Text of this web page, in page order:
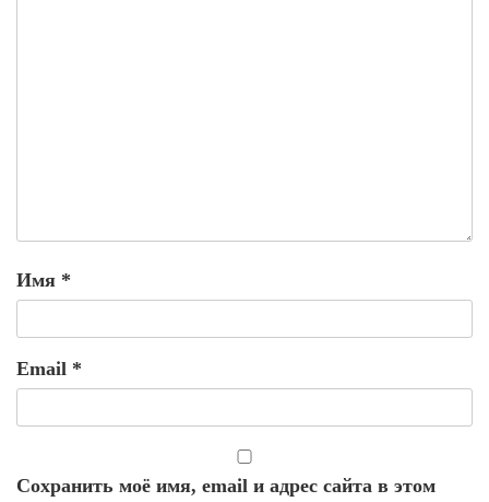
Имя *
Email *
Сохранить моё имя, email и адрес сайта в этом